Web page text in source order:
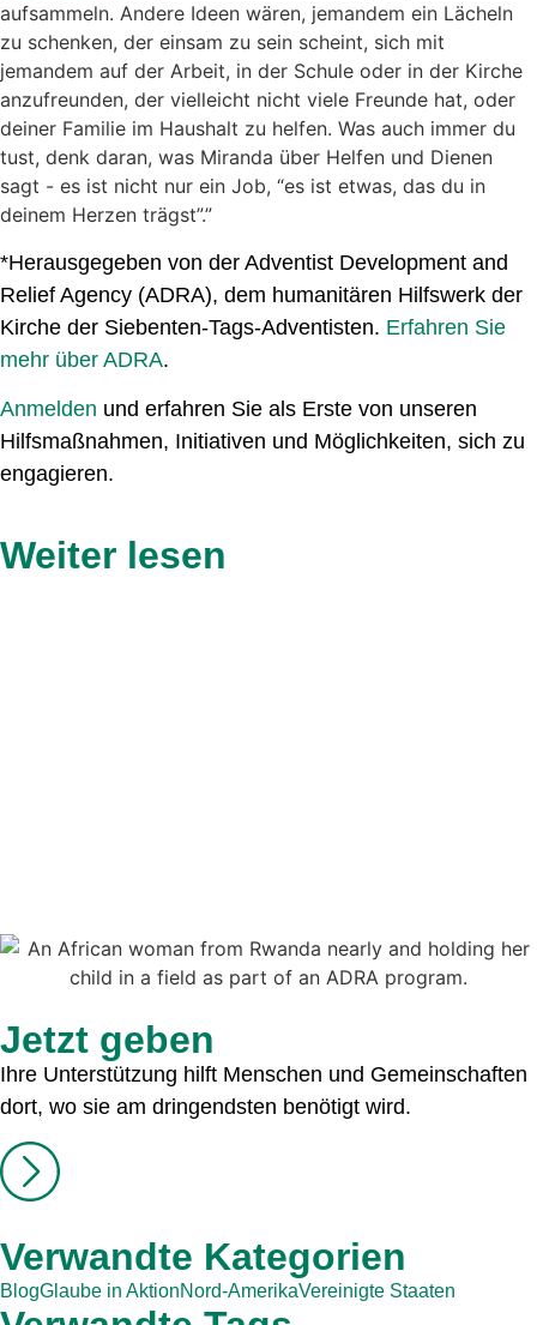
aufsammeln. Andere Ideen wären, jemandem ein Lächeln
zu schenken, der einsam zu sein scheint, sich mit
jemandem auf der Arbeit, in der Schule oder in der Kirche
anzufreunden, der vielleicht nicht viele Freunde hat, oder
deiner Familie im Haushalt zu helfen. Was auch immer du
tust, denk daran, was Miranda über Helfen und Dienen
sagt - es ist nicht nur ein Job, “es ist etwas, das du in
deinem Herzen trägst”.”
*Herausgegeben von der Adventist Development and
Relief Agency (ADRA), dem humanitären Hilfswerk der
Kirche der Siebenten-Tags-Adventisten. Erfahren Sie
mehr über ADRA.
Anmelden und erfahren Sie als Erste von unseren
Hilfsmaßnahmen, Initiativen und Möglichkeiten, sich zu
engagieren.
Weiter lesen
Jetzt geben
Ihre Unterstützung hilft Menschen und Gemeinschaften
dort, wo sie am dringendsten benötigt wird.
Verwandte Kategorien
BlogGlaube in AktionNord-AmerikaVereinigte Staaten